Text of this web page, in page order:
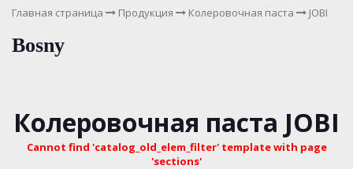
Главная страница Продукция Колеровочная паста JOBI
Bosny
Колеровочная паста JOBI
Cannot find 'catalog_old_elem_filter' template with page
'sections'